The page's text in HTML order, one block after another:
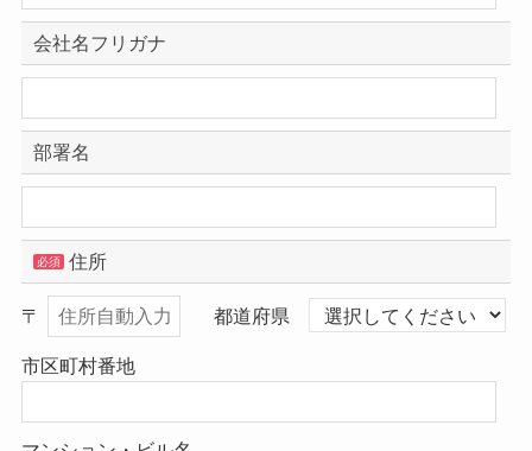
会社名フリガナ
部署名
必須 住所
〒 都道府県
市区町村番地